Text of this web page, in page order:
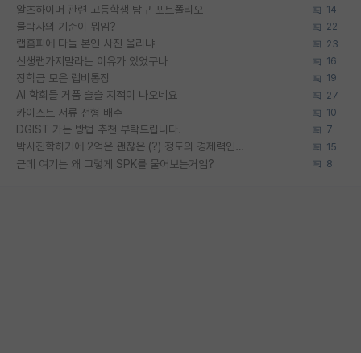
알츠하이머 관련 고등학생 탐구 포트폴리오 14
물박사의 기준이 뭐임? 22
랩홈피에 다들 본인 사진 올리냐 23
신생랩가지말라는 이유가 있었구나 16
장학금 모은 랩비통장 19
AI 학회들 거품 슬슬 지적이 나오네요 27
카이스트 서류 전형 배수 10
DGIST 가는 방법 추천 부탁드립니다. 7
박사진학하기에 2억은 괜찮은 (?) 정도의 경제력인가요 15
근데 여기는 왜 그렇게 SPK를 물어보는거임? 8